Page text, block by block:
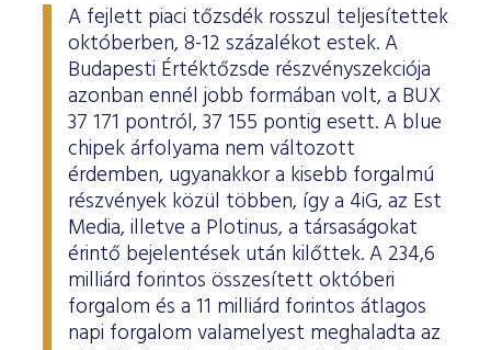
A fejlett piaci tőzsdék rosszul teljesítettek
októberben, 8-12 százalékot estek. A
Budapesti Értéktőzsde részvényszekciója
azonban ennél jobb formában volt, a BUX
37 171 pontról, 37 155 pontig esett. A blue
chipek árfolyama nem változott
érdemben, ugyanakkor a kisebb forgalmú
részvények közül többen, így a 4iG, az Est
Media, illetve a Plotinus, a társaságokat
érintő bejelentések után kilőttek. A 234,6
milliárd forintos összesített októberi
forgalom és a 11 milliárd forintos átlagos
napi forgalom valamelyest meghaladta az